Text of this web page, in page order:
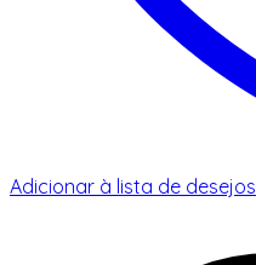
Adicionar à lista de desejos